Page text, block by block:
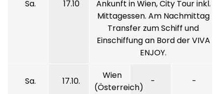
Sa. 17.10
Ankunft in Wien, City Tour inkl.
Mittagessen. Am Nachmittag
Transfer zum Schiff und
Einschiffung an Bord der VIVA
ENJOY.
Sa. 17.10.
Wien
(Österreich)
- -